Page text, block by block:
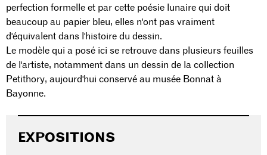
perfection formelle et par cette poésie lunaire qui doit
beaucoup au papier bleu, elles n'ont pas vraiment
d'équivalent dans l'histoire du dessin.
Le modèle qui a posé ici se retrouve dans plusieurs feuilles
de l'artiste, notamment dans un dessin de la collection
Petithory, aujourd'hui conservé au musée Bonnat à
Bayonne.
EXPOSITIONS